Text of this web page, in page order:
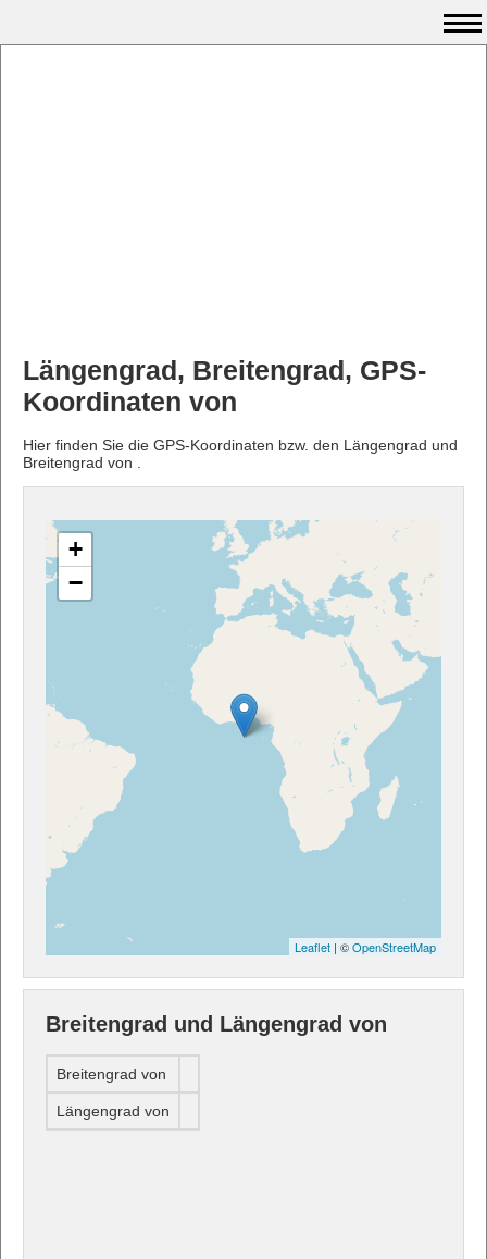
Längengrad, Breitengrad, GPS-
Koordinaten von
Hier finden Sie die GPS-Koordinaten bzw. den Längengrad und
Breitengrad von .
+
−
Leaflet | ©OpenStreetMap
Breitengrad und Längengrad von
Breitengrad von
Längengrad von